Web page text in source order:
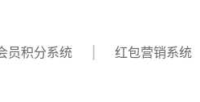
员积分系统 红包营销系统